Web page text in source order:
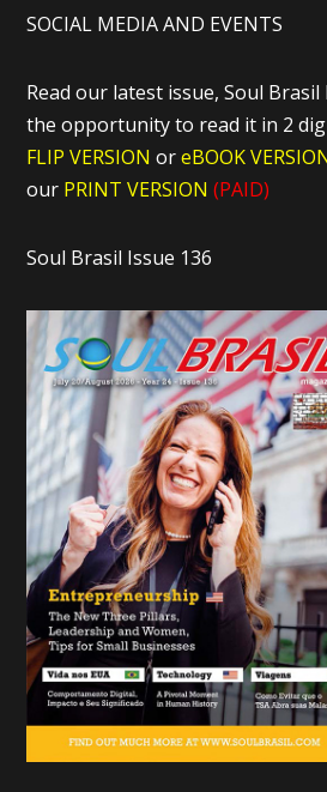
SOCIAL MEDIA AND EVENTS
Read our latest issue, Soul Brasil
the opportunity to read it in 2
FLIP VERSION oreBOOK
our PRINT VERSION (PAID)
Soul Brasil Issue 136